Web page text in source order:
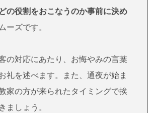
の役割をおこなうのか事前に決め
ーズです。
の対応にあたり、お悔やみの言葉
礼を述べます。また、通夜が始ま
家の方が来られたタイミングで挨
ましょう。